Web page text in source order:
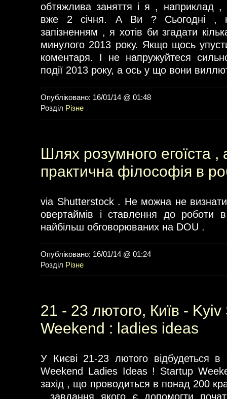
обтяжлива заняття і я , наприклад ,
вже 2 січня. А Ви ? Сьогодні ,
запізненням , я хотів би згадати
минулого 2013 року. Якщо щось
коментаря. І не напружуйтеся
події 2013 року, а ось у що вони
Опубліковано: 16/01/14 @ 01:48
Розділ Різне
Шлях розумного егоїста ,
практична філософія в
via Shutterstock . Не можна не
овертаймів і ставлення до роботи
найбільш обговорюваних на DOU .
Опубліковано: 16/01/14 @ 01:24
Розділ Різне
21 - 23 лютого, Київ -
Weekend : ladies ideas
У Києві 21-23 лютого відбудеться в
Weekend Ladies Ideas ! Startup
захід , що проводиться в понад 200
, завдання якого є допомогти